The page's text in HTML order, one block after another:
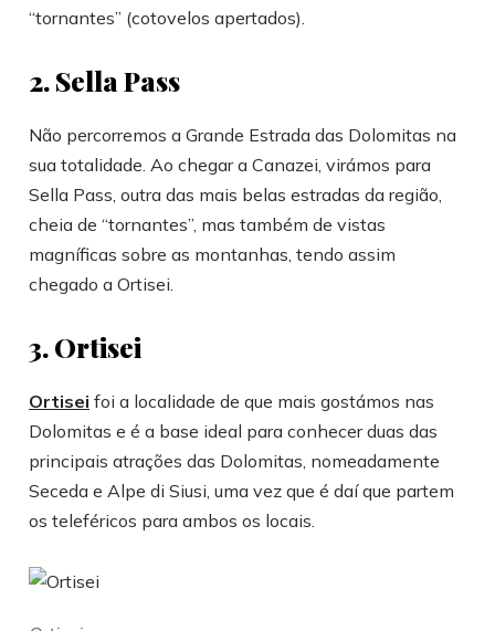
“tornantes” (cotovelos apertados).
2. Sella Pass
Não percorremos a Grande Estrada das Dolomitas na
sua totalidade. Ao chegar a Canazei, virámos para
Sella Pass, outra das mais belas estradas da região,
cheia de “tornantes”, mas também de vistas
magníficas sobre as montanhas, tendo assim
chegado a Ortisei.
3. Ortisei
Ortisei foi a localidade de que mais gostámos nas
Dolomitas e é a base ideal para conhecer duas das
principais atrações das Dolomitas, nomeadamente
Seceda e Alpe di Siusi, uma vez que é daí que partem
os teleféricos para ambos os locais.